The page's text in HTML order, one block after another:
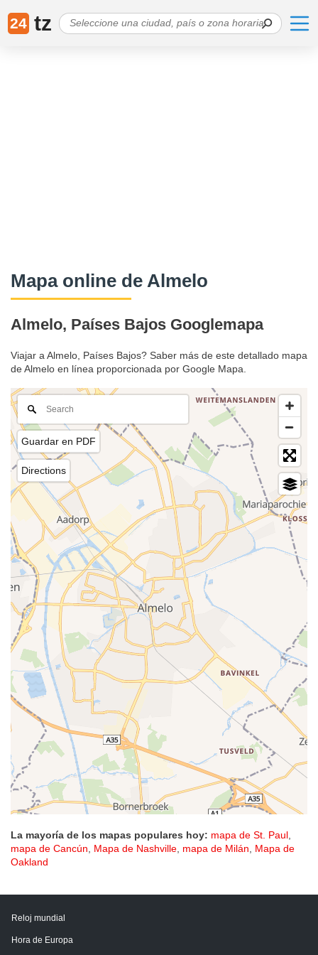
24 tz
Mapa online de Almelo
Almelo, Países Bajos Googlemapa
Viajar a Almelo, Países Bajos? Saber más de este detallado mapa
de Almelo en línea proporcionada por Google Mapa.
Guardar en PDF
Directions
La mayoría de los mapas populares hoy: mapa de St. Paul,
mapa de Cancún, Mapa de Nashville, mapa de Milán, Mapa de
Oakland
Reloj mundial
Hora de Europa